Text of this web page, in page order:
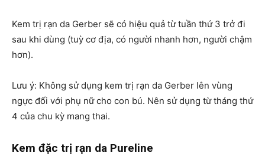
Kem trị rạn da Gerber sẽ có hiệu quả từ tuần thứ 3 trở đi
sau khi dùng (tuỳ cơ địa, có người nhanh hơn, người chậm
hơn).
Lưu ý: Không sử dụng kem trị rạn da Gerber lên vùng
ngực đối với phụ nữ cho con bú. Nên sử dụng từ tháng thứ
4 của chu kỳ mang thai.
Kem đặc trị rạn da Pureline